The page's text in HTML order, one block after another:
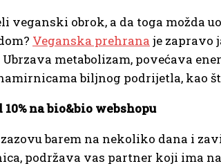
veganski obrok, a da toga možda
Veganska prehrana je zapravo
metabolizam, povećava
biljnog podrijetla, kao
nabio&bio webshopu
barem na nekoliko dana i
podržava vas partner koji ima